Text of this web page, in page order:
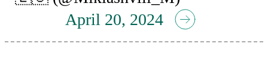
April 20, 2024